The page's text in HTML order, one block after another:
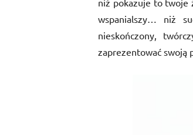
niż pokazuje to twoje
wspanialszy… niż
nieskończony,
zaprezentować swoją